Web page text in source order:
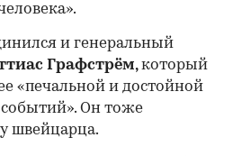
и генеральный
Графстрём,который
«печальной и достойной
Он тоже
швейцарца.